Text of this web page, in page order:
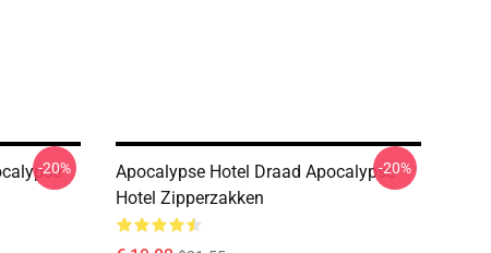
-20%
Apocalypse Hotel Draad Apocalypse
Hotel Zipperzakken
-20%